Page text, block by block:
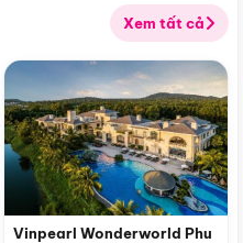
Xem tất cả
Vinpearl Wonderworld Phu